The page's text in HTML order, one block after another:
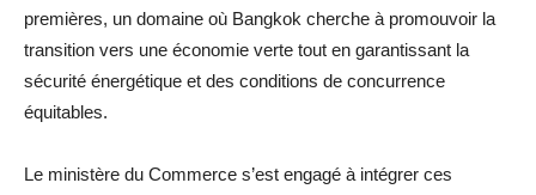
premières, un domaine où Bangkok cherche à promouvoir la
transition vers une économie verte tout en garantissant la
sécurité énergétique et des conditions de concurrence
équitables.
Le ministère du Commerce s’est engagé à intégrer ces